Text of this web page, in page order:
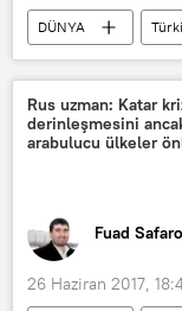
DÜNYA
İstanbul
Pervin Buldan
Kemal Kılıçdaroğlu
Kılıçdaroğlu'nun
Rus uzman: Katar
derinleşmesini
arabulucu ülkeler
Fuad
26 Haziran 2017,